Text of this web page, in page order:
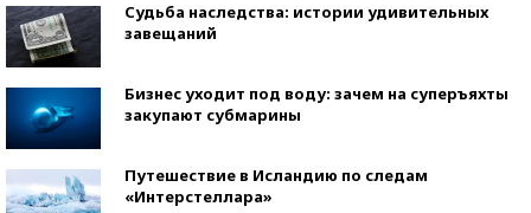
Судьба наследства: истории удивительных
завещаний
Бизнес уходит под воду: зачем на суперъяхты
закупают субмарины
Путешествие в Исландию по следам
«Интерстеллара»